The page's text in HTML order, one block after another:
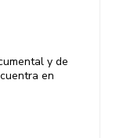
y de
en